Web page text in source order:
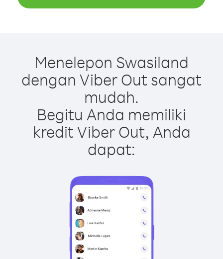
Menelepon Swasiland
dengan Viber Out sangat
mudah.
Begitu Anda memiliki
kredit Viber Out, Anda
dapat: